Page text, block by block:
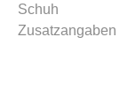
Schuh
Zusatzangaben